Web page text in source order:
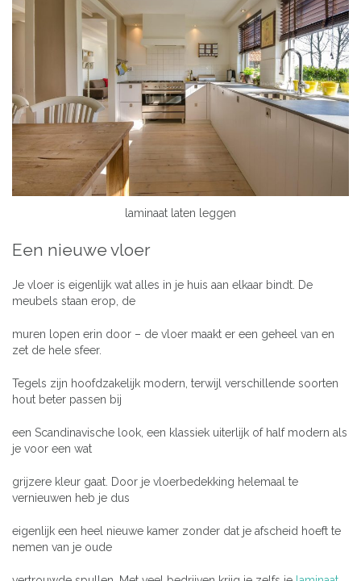
laminaat laten leggen
Een nieuwe vloer
Je vloer is eigenlijk wat alles in je huis aan elkaar bindt. De
meubels staan erop, de
muren lopen erin door – de vloer maakt er een geheel van en
zet de hele sfeer.
Tegels zijn hoofdzakelijk modern, terwijl verschillende soorten
hout beter passen bij
een Scandinavische look, een klassiek uiterlijk of half modern als
je voor een wat
grijzere kleur gaat. Door je vloerbedekking helemaal te
vernieuwen heb je dus
eigenlijk een heel nieuwe kamer zonder dat je afscheid hoeft te
nemen van je oude